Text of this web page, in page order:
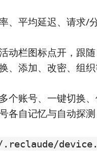
、平均延迟、请求/
动栏图标点开，跟
、添加、改密、组
个账号、一键切换
各自记忆与自动探
.reclaude/